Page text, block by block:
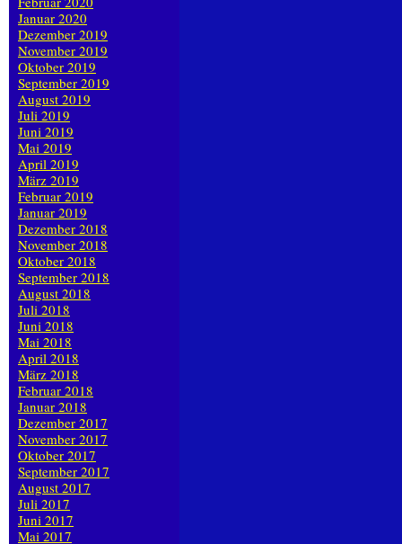
Januar 2020
Dezember 2019
November 2019
Oktober 2019
September 2019
August 2019
Juli 2019
Juni 2019
Mai 2019
April 2019
März 2019
Februar 2019
Januar 2019
Dezember 2018
November 2018
Oktober 2018
September 2018
August 2018
Juli 2018
Juni 2018
Mai 2018
April 2018
März 2018
Februar 2018
Januar 2018
Dezember 2017
November 2017
Oktober 2017
September 2017
August 2017
Juli 2017
Juni 2017
Mai 2017